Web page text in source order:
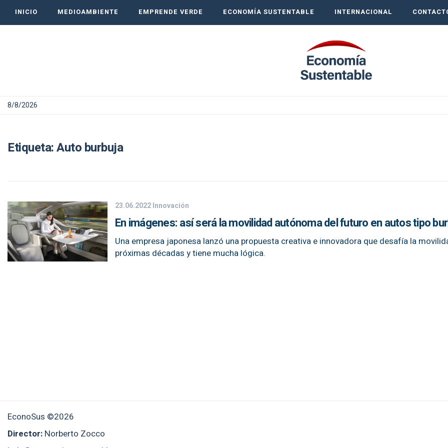
INICIO MEDIOAMBIENTE EMPRENDE VERDE ECONOMÍA SUSTENTABLE INTERNACIONAL
8/8/2026
Etiqueta:Auto burbuja
23.06.2022Innovación
En imágenes: así será la movilidad autónoma del futuro en autos tipo
Una empresa japonesa lanzó una propuesta creativa e innovadora que desafía la
próximas décadas y tiene mucha lógica.
EconoSus ©2026
Director: Norberto Zocco